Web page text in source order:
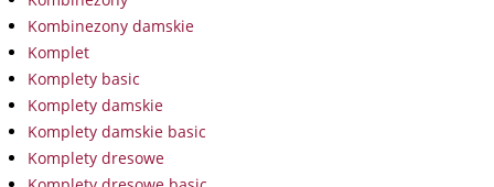
Kombinezony damskie
Komplet
Komplety basic
Komplety damskie
Komplety damskie basic
Komplety dresowe